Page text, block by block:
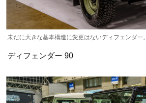
未だに大きな基本構造に変更はないディフェンダー。
ディフェンダー 90